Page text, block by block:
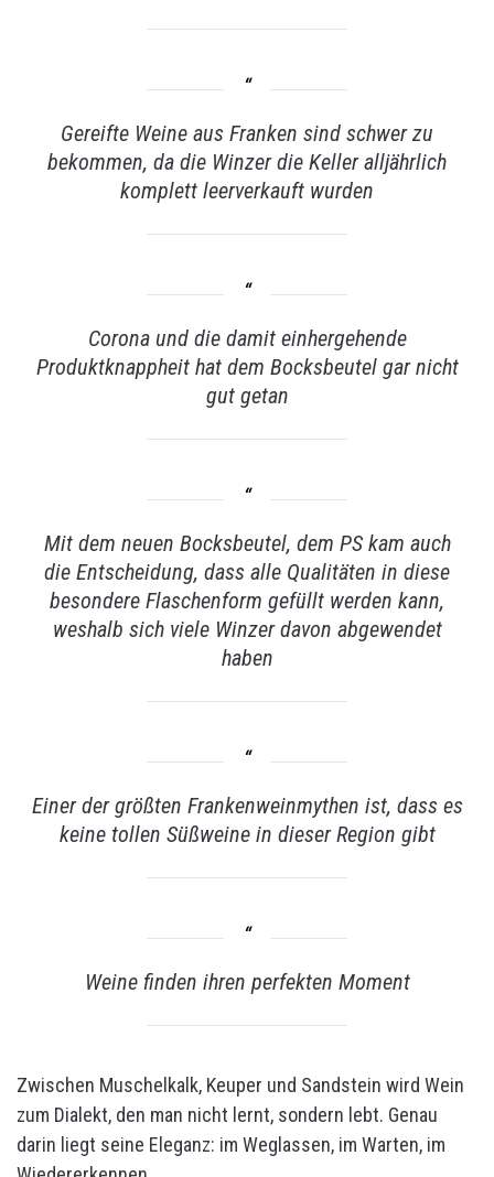
Gereifte Weine aus Franken sind schwer zu
bekommen, da die Winzer die Keller alljährlich
komplett leerverkauft wurden
Corona und die damit einhergehende
Produktknappheit hat dem Bocksbeutel gar nicht
gut getan
Mit dem neuen Bocksbeutel, dem PS kam auch
die Entscheidung, dass alle Qualitäten in diese
besondere Flaschenform gefüllt werden kann,
weshalb sich viele Winzer davon abgewendet
haben
Einer der größten Frankenweinmythen ist, dass es
keine tollen Süßweine in dieser Region gibt
Weine finden ihren perfekten Moment
Zwischen Muschelkalk, Keuper und Sandstein wird Wein
zum Dialekt, den man nicht lernt, sondern lebt. Genau
darin liegt seine Eleganz: im Weglassen, im Warten, im